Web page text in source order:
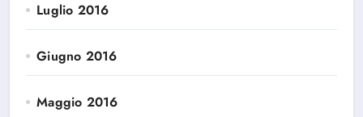
Luglio 2016
Giugno 2016
Maggio 2016